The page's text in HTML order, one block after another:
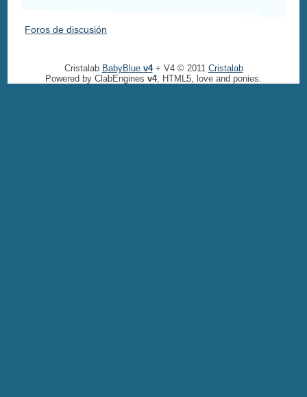
Foros de discusión
Cristalab BabyBlue v4+ V4 © 2011 Cristalab
Powered by ClabEngines v4, HTML5, love and ponies.